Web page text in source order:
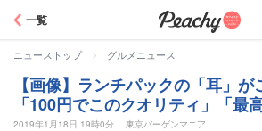
一覧
ニューストップ > グルメニュース
【画像】ランチパックの「耳」が
「100円でこのクオリティ」「最
2019年1月18日 19時0分 東京バーゲンマニア